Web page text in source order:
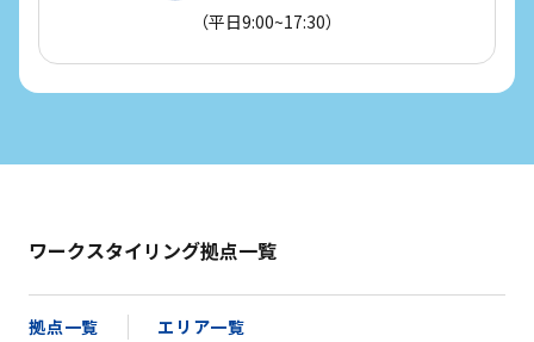
（平日9:00~17:30）
ワークスタイリング拠点一覧
拠点一覧 エリア一覧